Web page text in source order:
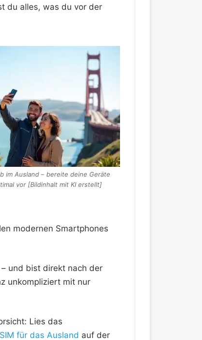
du alles, was du vor der
im Ausland – bereite deine Geräte
vor [Bildinhalt mit KI erstellt]
modernen Smartphones
und bist direkt nach der
unkompliziert mit nur
Lies das
für das Ausland auf der